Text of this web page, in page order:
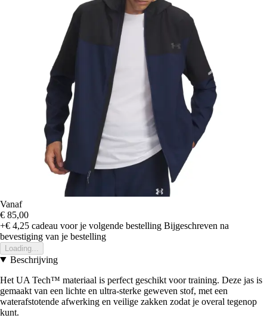
Vanaf
€ 85,00
+€ 4,25 cadeau voor je volgende bestelling Bijgeschreven na
bevestiging van je bestelling
Loading...
Beschrijving
Het UA Tech™ materiaal is perfect geschikt voor training. Deze jas is
gemaakt van een lichte en ultra-sterke geweven stof, met een
waterafstotende afwerking en veilige zakken zodat je overal tegenop
kunt.